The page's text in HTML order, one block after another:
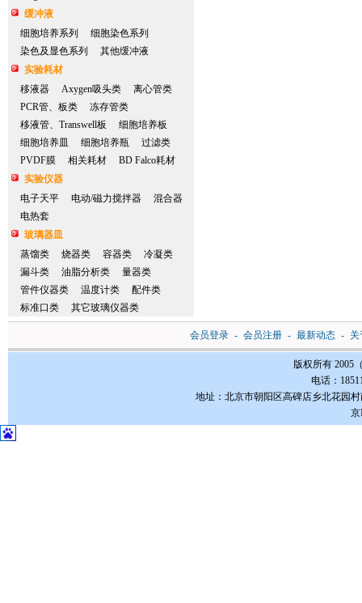
缓冲液
细胞培养系列
细胞染色系列
染色及显色系列
其他缓冲液
实验耗材
移液器
Axygen吸头类
离心管类
PCR管、板类
冻存管类
移液管、Transwell板
细胞培养板
细胞培养皿
细胞培养瓶
过滤类
PVDF膜
相关耗材
BD Falco耗材
实验仪器
电子天平
电动/磁力搅拌器
混合器
电热套
玻璃器皿
蒸馏类
烧器类 容器类
冷凝类
漏斗类
油脂分析类
量器类
管件仪器类
温度计类
配件类
标准口类
其它玻璃仪器类
会员登录 - 会员注册 - 最新动态 - 关
版权所有 2005
电话：
地址：北京市朝阳区高碑店乡北花园村
京